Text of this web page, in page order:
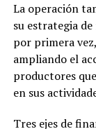
La operación
su estrategia
por primera
ampliando el
productores
en sus
Tres ejes de